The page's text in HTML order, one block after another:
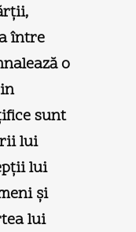
între
o
sunt
lui
lui
şi
lui